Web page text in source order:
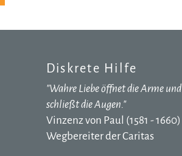
Diskrete Hilfe
"Wahre Liebe öffnet die Arme und
schließt die Augen."
Vinzenz von Paul (1581 - 1660)
Wegbereiter der Caritas